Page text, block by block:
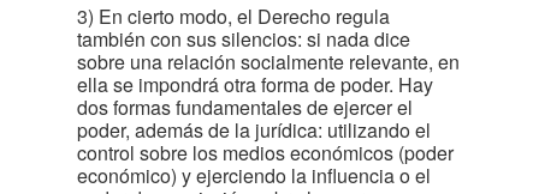
3) En cierto modo, el Derecho regula
también con sus silencios: si nada dice
sobre una relación socialmente relevante, en
ella se impondrá otra forma de poder. Hay
dos formas fundamentales de ejercer el
poder, además de la jurídica: utilizando el
control sobre los medios económicos (poder
económico) y ejerciendo la influencia o el